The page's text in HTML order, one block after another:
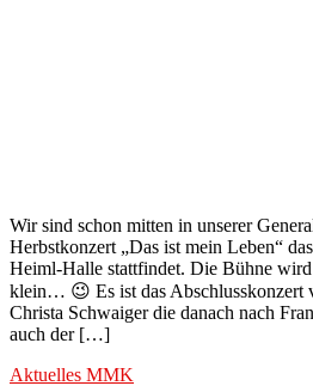
Wir sind schon mitten in unserer
Herbstkonzert „Das ist mein Leben“
Heiml-Halle stattfindet. Die Bühne
klein… 😉 Es ist das Abschlusskonzert
Christa Schwaiger die danach nach
auch der […]
Aktuelles MMK